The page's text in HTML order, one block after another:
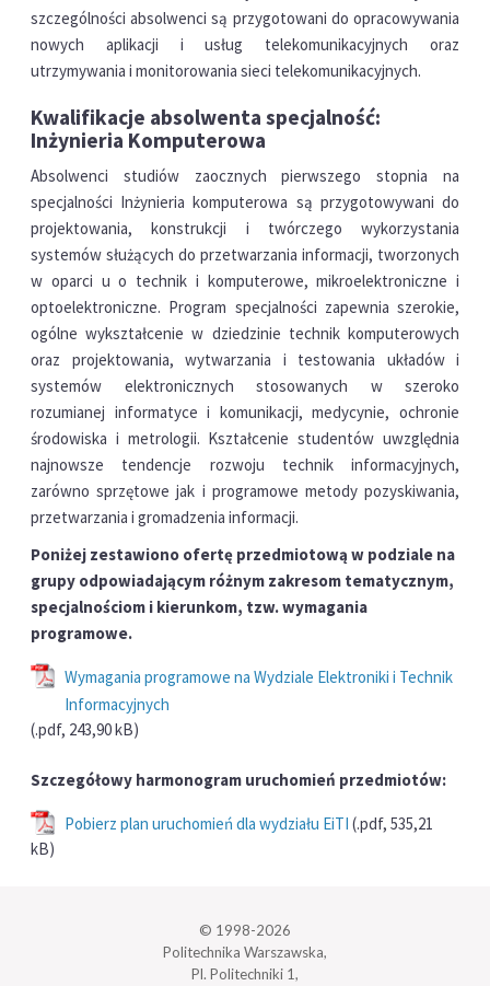
szczególności absolwenci są przygotowani do opracowywania
nowych aplikacji i usług telekomunikacyjnych oraz
utrzymywania i monitorowania sieci telekomunikacyjnych.
Kwalifikacje absolwenta specjalność:
Inżynieria Komputerowa
Absolwenci studiów zaocznych pierwszego stopnia na
specjalności Inżynieria komputerowa są przygotowywani do
projektowania, konstrukcji i twórczego wykorzystania
systemów służących do przetwarzania informacji, tworzonych
w oparci u o technik i komputerowe, mikroelektroniczne i
optoelektroniczne. Program specjalności zapewnia szerokie,
ogólne wykształcenie w dziedzinie technik komputerowych
oraz projektowania, wytwarzania i testowania układów i
systemów elektronicznych stosowanych w szeroko
rozumianej informatyce i komunikacji, medycynie, ochronie
środowiska i metrologii. Kształcenie studentów uwzględnia
najnowsze tendencje rozwoju technik informacyjnych,
zarówno sprzętowe jak i programowe metody pozyskiwania,
przetwarzania i gromadzenia informacji.
Poniżej zestawiono ofertę przedmiotową w podziale na
grupy odpowiadającym różnym zakresom tematycznym,
specjalnościom i kierunkom, tzw. wymagania
programowe.
Wymagania programowe na Wydziale Elektroniki i Technik
Informacyjnych
(.pdf, 243,90 kB)
Szczegółowy harmonogram uruchomień przedmiotów:
Pobierz plan uruchomień dla wydziału EiTI (.pdf, 535,21
kB)
© 1998-2026
Politechnika Warszawska,
Pl. Politechniki 1,